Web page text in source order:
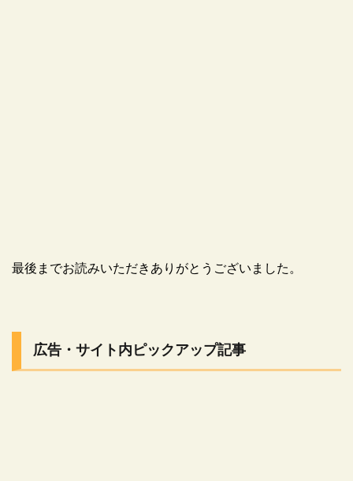
最後までお読みいただきありがとうございました。
広告・サイト内ピックアップ記事